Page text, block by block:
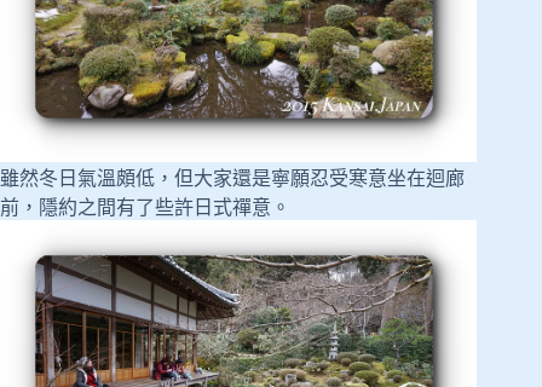
雖然冬日氣溫頗低，但大家還是寧願忍受寒意坐在迴廊
前，隱約之間有了些許日式禪意。